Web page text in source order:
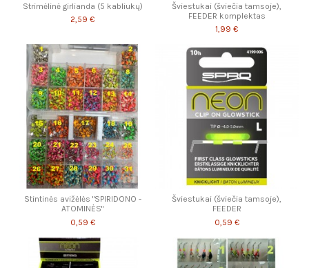
Strimėlinė girlianda (5 kabliukų)
2,59 €
Šviestukai (šviečia tamsoje),
FEEDER komplektas
1,99 €
Stintinės avižėlės "SPIRIDONO -
ATOMINĖS"
0,59 €
Šviestukai (šviečia tamsoje),
FEEDER
0,59 €